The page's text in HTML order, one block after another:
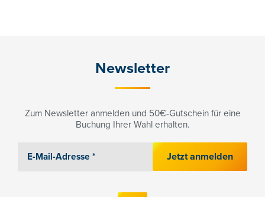
Newsletter
Zum Newsletter anmelden und 50€-Gutschein für eine
Buchung Ihrer Wahl erhalten.
Jetzt anmelden